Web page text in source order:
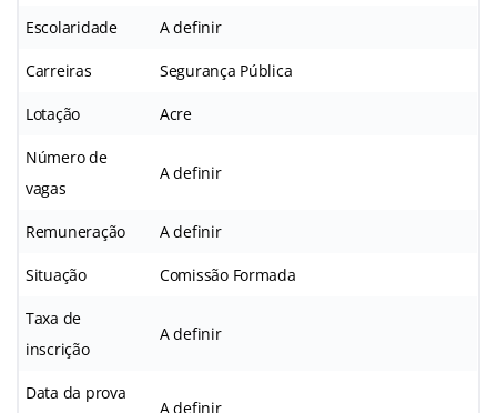
Escolaridade A definir
Carreiras Segurança Pública
Lotação Acre
Número de
vagas
A definir
Remuneração A definir
Situação Comissão Formada
Taxa de
inscrição
A definir
Data da prova
A definir